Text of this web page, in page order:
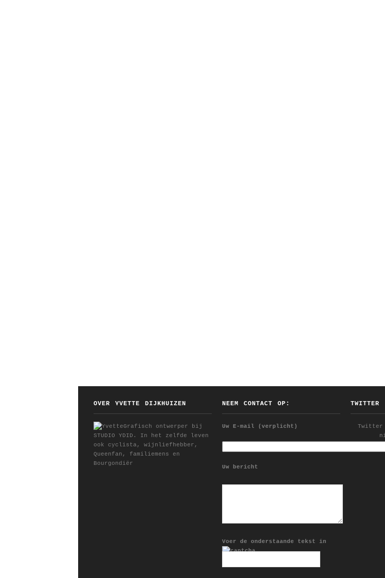
OVER YVETTE DIJKHUIZEN
Grafisch ontwerper bij
STUDIO YDID. In het zelfde leven
ook cyclista, wijnliefhebber,
Queenfan, familiemens en
Bourgondiër
NEEM CONTACT OP:
Uw E-mail (verplicht)
Uw bericht
Voer de onderstaande tekst in
TWITTER
Twitter
Follow